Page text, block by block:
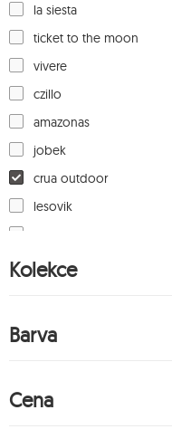
la siesta
ticket to the moon
vivere
czillo
amazonas
jobek
crua outdoor
lesovik
jagram
spokey
macramas
Kolekce
Barva
Cena